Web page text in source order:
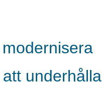
underhålla